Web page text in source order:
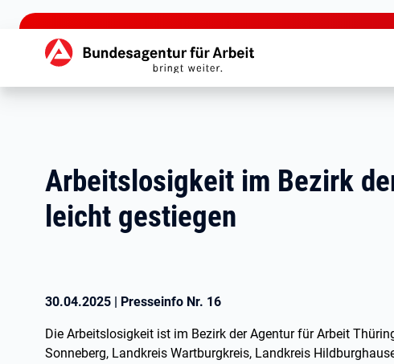
zu den Hauptinhalten springen
Hauptnavigation
Arbeitslosigkeit im Bezirk
leicht gestiegen
30.04.2025 | Presseinfo Nr. 16
Die Arbeitslosigkeit ist im Bezirk der Agentur für Arbeit
Sonneberg, Landkreis Wartburgkreis, Landkreis